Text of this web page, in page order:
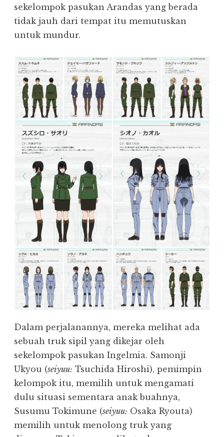
sekelompok pasukan Arandas yang berada
tidak jauh dari tempat itu memutuskan
untuk mundur.
Dalam perjalanannya, mereka melihat ada
sebuah truk sipil yang dikejar oleh
sekelompok pasukan Ingelmia. Samonji
Ukyou (seiyuu: Tsuchida Hiroshi), pemimpin
kelompok itu, memilih untuk mengamati
dulu situasi sementara anak buahnya,
Susumu Tokimune (seiyuu: Osaka Ryouta)
memilih untuk menolong truk yang